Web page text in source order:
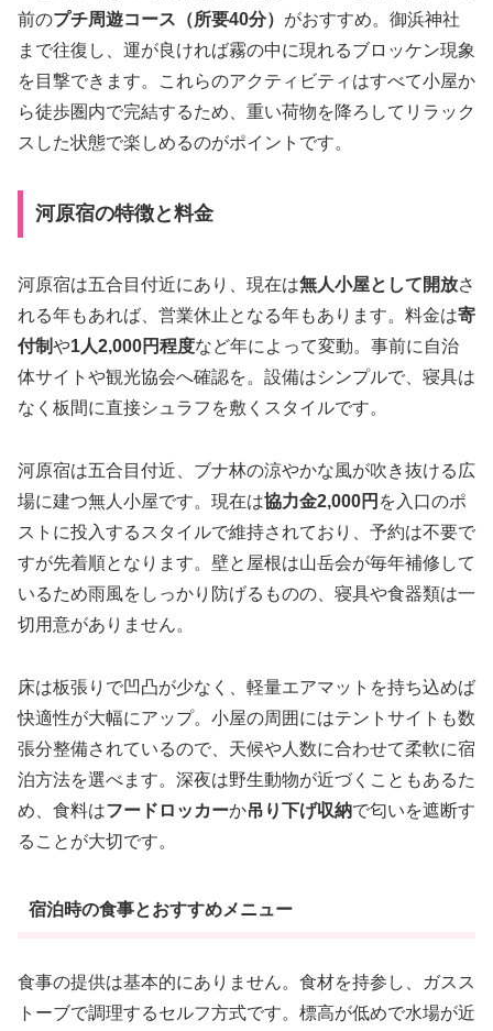
前のプチ周遊コース（所要40分） がおすすめ。御浜神社
まで往復し、運が良ければ霧の中に現れるブロッケン現象
を目撃できます。これらのアクティビティはすべて小屋か
ら徒歩圏内で完結するため、重い荷物を降ろしてリラック
スした状態で楽しめるのがポイントです。
河原宿の特徴と料金
河原宿は五合目付近にあり、現在は無人小屋として開放さ
れる年もあれば、営業休止となる年もあります。料金は寄
付制や1人2,000円程度など年によって変動。事前に自治
体サイトや観光協会へ確認を。設備はシンプルで、寝具は
なく板間に直接シュラフを敷くスタイルです。
河原宿は五合目付近、ブナ林の涼やかな風が吹き抜ける広
場に建つ無人小屋です。現在は協力金2,000円 を入口のポ
ストに投入するスタイルで維持されており、予約は不要で
すが先着順となります。壁と屋根は山岳会が毎年補修して
いるため雨風をしっかり防げるものの、寝具や食器類は一
切用意がありません。
床は板張りで凹凸が少なく、軽量エアマットを持ち込めば
快適性が大幅にアップ。小屋の周囲にはテントサイトも数
張分整備されているので、天候や人数に合わせて柔軟に宿
泊方法を選べます。深夜は野生動物が近づくこともあるた
め、食料はフードロッカーか吊り下げ収納で匂いを遮断す
ることが大切です。
宿泊時の食事とおすすめメニュー
食事の提供は基本的にありません。食材を持参し、ガスス
トーブで調理するセルフ方式です。標高が低めで水場が近